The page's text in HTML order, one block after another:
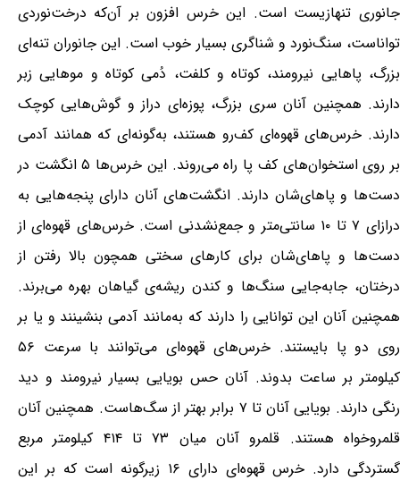
جانوری تنهازیست است. این خرس افزون بر آن‌که درخت‌نوردی
تواناست، سنگ‌نورد و شناگری بسیار خوب است. این جانوران تنه‌ای
بزرگ، پاهایی نیرومند، کوتاه و کلفت، دُمی کوتاه و موهایی زبر
دارند. همچنین آنان سری بزرگ، پوزه‌ای دراز و گوش‌هایی کوچک
دارند. خرس‌های قهوه‌ای کف‌رو هستند، به‌گونه‌ای که همانند آدمی
بر روی استخوان‌های کف پا راه می‌روند. این خرس‌ها ۵ انگشت در
دست‌ها و پاهای‌شان دارند. انگشت‌های آنان دارای پنجه‌هایی به
درازای ۷ تا ۱۰ سانتی‌متر و جمع‌نشدنی است. خرس‌های قهوه‌ای از
دست‌ها و پاهای‌شان برای کارهای سختی همچون بالا رفتن از
درختان، جابه‌جایی سنگ‌ها و کندن ریشه‌ی گیاهان بهره می‌برند.
همچنین آنان این توانایی را دارند که به‌مانند آدمی بنشینند و یا بر
روی دو پا بایستند. خرس‌های قهوه‌ای می‌توانند با سرعت ۵۶
کیلومتر بر ساعت بدوند. آنان حس بویایی بسیار نیرومند و دید
رنگی دارند. بویایی آنان تا ۷ برابر بهتر از سگ‌هاست. همچنین آنان
قلمروخواه هستند. قلمرو آنان میان ۷۳ تا ۴۱۴ کیلومتر مربع
گستردگی دارد. خرس قهوه‌ای دارای ۱۶ زیرگونه است که بر این